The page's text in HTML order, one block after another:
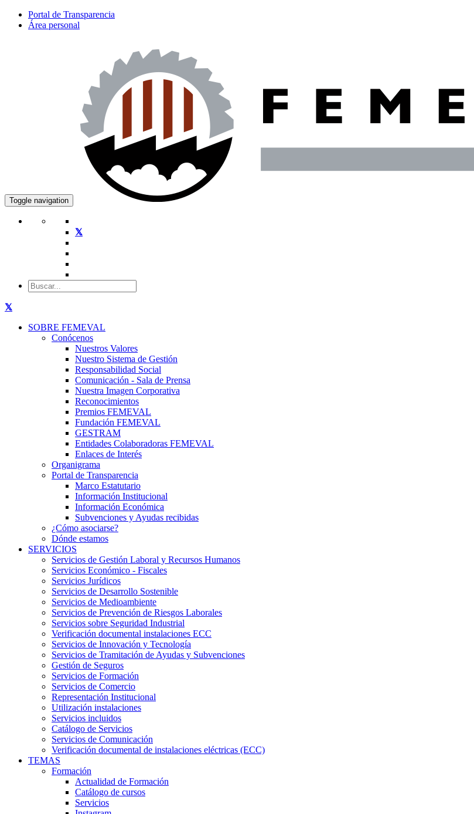
Portal de Transparencia
Área personal
Toggle navigation
SOBRE FEMEVAL
Conócenos
Nuestros Valores
Nuestro Sistema de Gestión
Responsabilidad Social
Comunicación - Sala de Prensa
Nuestra Imagen Corporativa
Reconocimientos
Premios FEMEVAL
Fundación FEMEVAL
GESTRAM
Entidades Colaboradoras FEMEVAL
Enlaces de Interés
Organigrama
Portal de Transparencia
Marco Estatutario
Información Institucional
Información Económica
Subvenciones y Ayudas recibidas
¿Cómo asociarse?
Dónde estamos
SERVICIOS
Servicios de Gestión Laboral y Recursos Humanos
Servicios Económico - Fiscales
Servicios Jurídicos
Servicios de Desarrollo Sostenible
Servicios de Medioambiente
Servicios de Prevención de Riesgos Laborales
Servicios sobre Seguridad Industrial
Verificación documental instalaciones ECC
Servicios de Innovación y Tecnología
Servicios de Tramitación de Ayudas y Subvenciones
Gestión de Seguros
Servicios de Formación
Servicios de Comercio
Representación Institucional
Utilización instalaciones
Servicios incluidos
Catálogo de Servicios
Servicios de Comunicación
Verificación documental de instalaciones eléctricas (ECC)
TEMAS
Formación
Actualidad de Formación
Catálogo de cursos
Servicios